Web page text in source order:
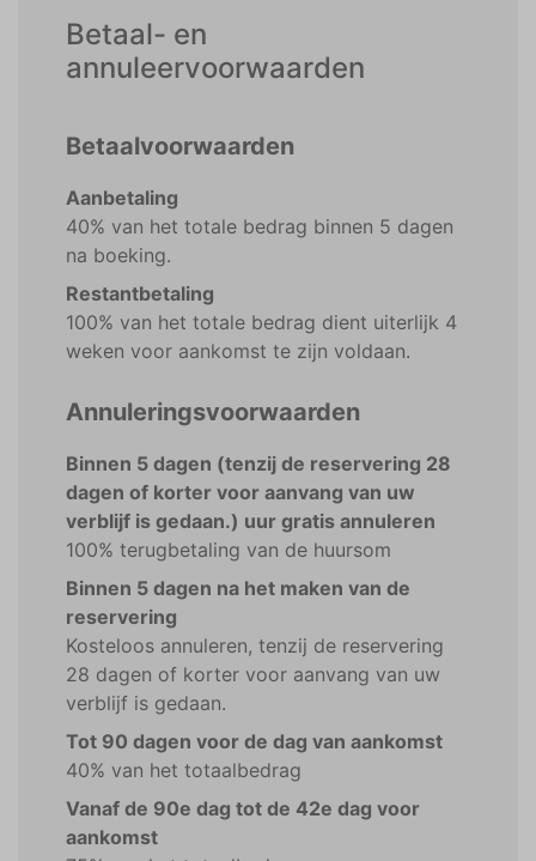
Betaal- en
annuleervoorwaarden
Betaalvoorwaarden
Aanbetaling
40% van het totale bedrag binnen 5 dagen
na boeking.
Restantbetaling
100% van het totale bedrag dient uiterlijk 4
weken voor aankomst te zijn voldaan.
Annuleringsvoorwaarden
Binnen 5 dagen (tenzij de reservering 28
dagen of korter voor aanvang van uw
verblijf is gedaan.) uur gratis annuleren
100% terugbetaling van de huursom
Binnen 5 dagen na het maken van de
reservering
Kosteloos annuleren, tenzij de reservering
28 dagen of korter voor aanvang van uw
verblijf is gedaan.
Tot 90 dagen voor de dag van aankomst
40% van het totaalbedrag
Vanaf de 90e dag tot de 42e dag voor
aankomst